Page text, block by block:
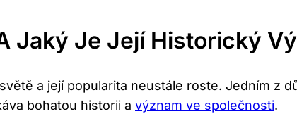
Jaký Je Její Historický
a její popularita neustále roste. Jedním z
bohatou historii a význam ve společnosti.